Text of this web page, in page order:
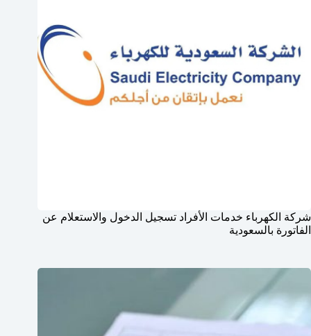
شركة الكهرباء خدمات الأفراد تسجيل الدخول والاستعلام عن
الفاتورة بالسعودية